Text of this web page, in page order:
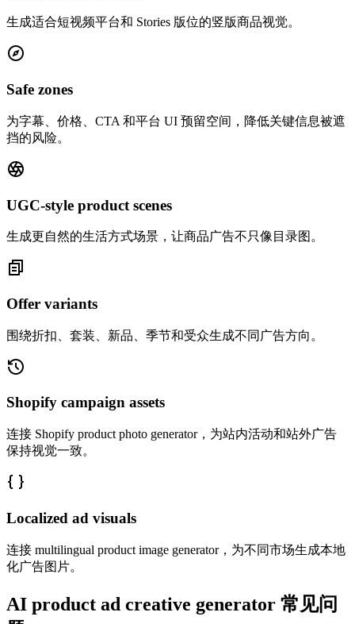
生成适合短视频平台和 Stories 版位的竖版商品视觉。
Safe zones
为字幕、价格、CTA 和平台 UI 预留空间，降低关键信息被遮
挡的风险。
UGC-style product scenes
生成更自然的生活方式场景，让商品广告不只像目录图。
Offer variants
围绕折扣、套装、新品、季节和受众生成不同广告方向。
Shopify campaign assets
连接 Shopify product photo generator，为站内活动和站外广告
保持视觉一致。
Localized ad visuals
连接 multilingual product image generator，为不同市场生成本地
化广告图片。
AI product ad creative generator 常见问